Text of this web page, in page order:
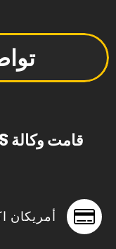
أمريكان